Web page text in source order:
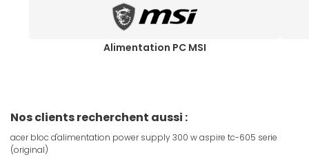
Alimentation PC MSI
Nos clients recherchent aussi :
acer bloc d'alimentation power supply 300 w aspire tc-605 serie
(original)